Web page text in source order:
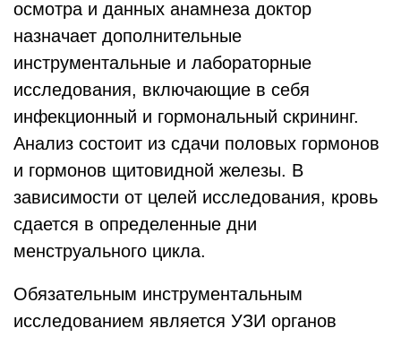
осмотра и данных анамнеза доктор
назначает дополнительные
инструментальные и лабораторные
исследования, включающие в себя
инфекционный и гормональный скрининг.
Анализ состоит из сдачи половых гормонов
и гормонов щитовидной железы. В
зависимости от целей исследования, кровь
сдается в определенные дни
менструального цикла.
Обязательным инструментальным
исследованием является УЗИ органов